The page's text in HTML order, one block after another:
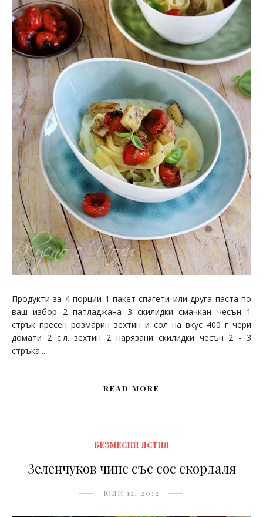
Продукти за 4 порции 1 пакет спагети или друга паста по
ваш избор 2 патладжана 3 скилидки смачкан чесън 1
стрък пресен розмарин зехтин и сол на вкус 400 г чери
домати 2 с.л. зехтин 2 нарязани скилидки чесън 2 - 3
стръка...
READ MORE
БЕЗМЕСНИ ЯСТИЯ
Зеленчуков чипс със сос скордаля
ЮЛИ 12, 2012